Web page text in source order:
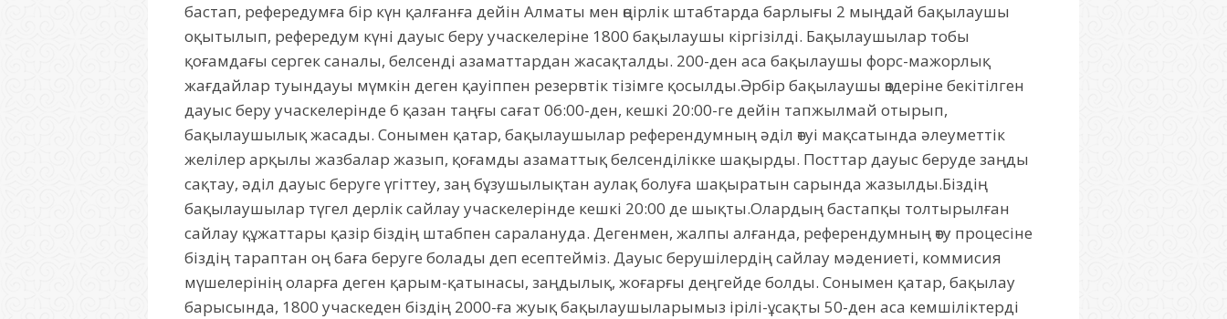
бастап, рефередумға бір күн қалғанға дейін Алматы мен өңірлік штабтарда барлығы 2 мыңдай бақылаушы
оқытылып, рефередум күні дауыс беру учаскелеріне 1800 бақылаушы кіргізілді. Бақылаушылар тобы
қоғамдағы сергек саналы, белсенді азаматтардан жасақталды. 200-ден аса бақылаушы форс-мажорлық
жағдайлар туындауы мүмкін деген қауіппен резервтік тізімге қосылды.Әрбір бақылаушы өздеріне бекітілген
дауыс беру учаскелерінде 6 қазан таңғы сағат 06:00-ден, кешкі 20:00-ге дейін тапжылмай отырып,
бақылаушылық жасады. Сонымен қатар, бақылаушылар референдумның әділ өтуі мақсатында әлеуметтік
желілер арқылы жазбалар жазып, қоғамды азаматтық белсенділікке шақырды. Посттар дауыс беруде заңды
сақтау, әділ дауыс беруге үгіттеу, заң бұзушылықтан аулақ болуға шақыратын сарында жазылды.Біздің
бақылаушылар түгел дерлік сайлау учаскелерінде кешкі 20:00 де шықты.Олардың бастапқы толтырылған
сайлау құжаттары қазір біздің штабпен саралануда. Дегенмен, жалпы алғанда, референдумның өту процесіне
біздің тараптан оң баға беруге болады деп есептейміз. Дауыс берушілердің сайлау мәдениеті, коммисия
мүшелерінің оларға деген қарым-қатынасы, заңдылық, жоғарғы деңгейде болды. Сонымен қатар, бақылау
барысында, 1800 учаскеден біздің 2000-ға жуық бақылаушыларымыз ірілі-ұсақты 50-ден аса кемшіліктерді